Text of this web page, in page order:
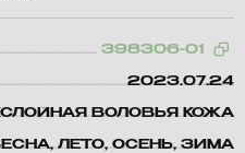
398306-01
2023.07.24
ВОЛОВЬЯ КОЖА
ЛЕТО, ОСЕНЬ, ЗИМА